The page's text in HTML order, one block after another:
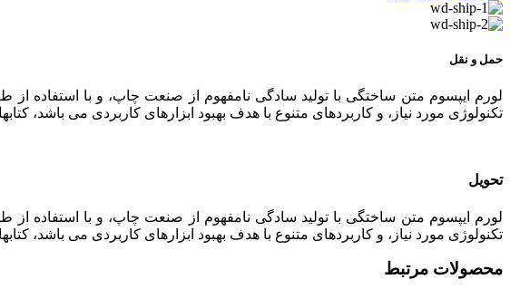
حمل و نقل
لورم ایپسوم متن ساختگی با تولید سادگی نامفهوم از صنعت چاپ، و با استفاده
تکنولوژی مورد نیاز، و کاربردهای متنوع با هدف بهبود ابزارهای کاربردی می
تحویل
لورم ایپسوم متن ساختگی با تولید سادگی نامفهوم از صنعت چاپ، و با استفاده
تکنولوژی مورد نیاز، و کاربردهای متنوع با هدف بهبود ابزارهای کاربردی می
محصولات مرتبط